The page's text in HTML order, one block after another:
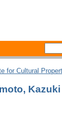
for Cultural
Kazuki